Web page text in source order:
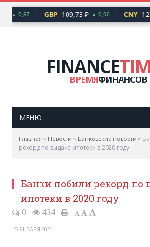
▲ 0,87 GBP 109,73 ₽ ▲ 0,90 CNY
FINANCE
ВРЕМЯФИНАНСОВ
МЕНЮ
Главная » Новости » Банковские новости »
рекорд по выдаче ипотеки в 2020 году
Банки побили рекорд по
ипотеки в 2020 году
0 434
15 ЯНВАРЯ 2021